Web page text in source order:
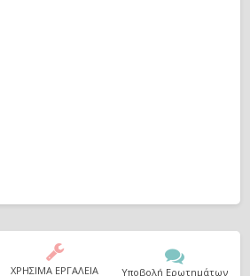
ΧΡΗΣΙΜΑ ΕΡΓΑΛΕΙΑ Υποβολή Ερωτημάτων